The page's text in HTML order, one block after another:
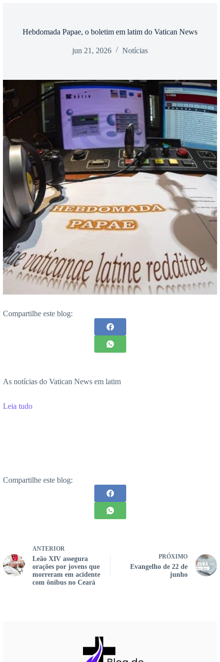
Hebdomada Papae, o boletim em latim do Vatican News
jun 21, 2026 Notícias
Compartilhe este blog:
As notícias do Vatican News em latim
Leia tudo
Compartilhe este blog:
ANTERIOR
Leão XIV assegura
orações por jovens que
morreram em acidente
com ônibus no Ceará
PRÓXIMO
Evangelho de 22 de
junho